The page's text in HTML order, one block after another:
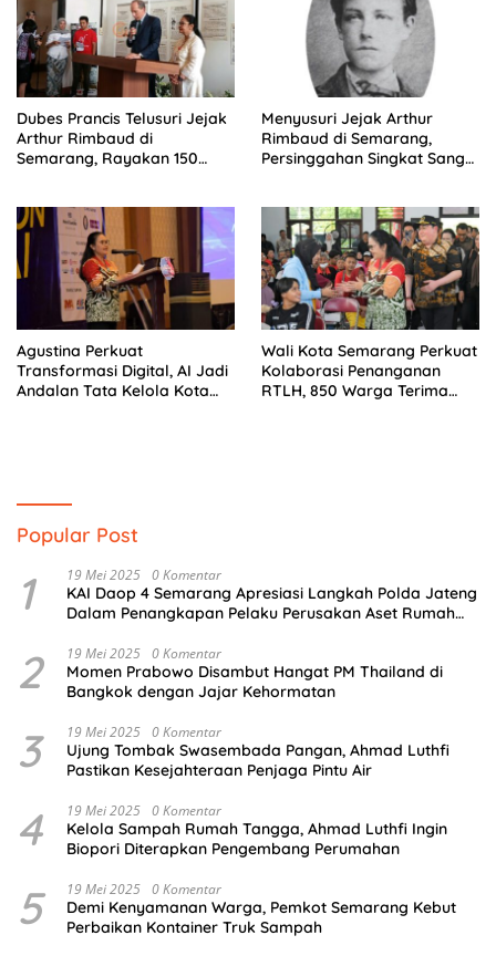
Dubes Prancis Telusuri Jejak
Arthur Rimbaud di
Semarang, Rayakan 150
Menyusuri Jejak Arthur
Rimbaud di Semarang,
Persinggahan Singkat Sang
Agustina Perkuat
Transformasi Digital, AI Jadi
Andalan Tata Kelola Kota
Wali Kota Semarang Perkuat
Kolaborasi Penanganan
RTLH, 850 Warga Terima
Popular Post
1 19 Mei 2025 0 Komentar
KAI Daop 4 Semarang Apresiasi Langkah Polda Jateng
Dalam Penangkapan Pelaku Perusakan Aset Rumah
2 19 Mei 2025 0 Komentar
Momen Prabowo Disambut Hangat PM Thailand di
Bangkok dengan Jajar Kehormatan
3 19 Mei 2025 0 Komentar
Ujung Tombak Swasembada Pangan, Ahmad Luthfi
Pastikan Kesejahteraan Penjaga Pintu Air
4 19 Mei 2025 0 Komentar
Kelola Sampah Rumah Tangga, Ahmad Luthfi Ingin
Biopori Diterapkan Pengembang Perumahan
5 19 Mei 2025 0 Komentar
Demi Kenyamanan Warga, Pemkot Semarang Kebut
Perbaikan Kontainer Truk Sampah